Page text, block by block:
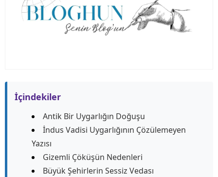
İçindekiler
Antik Bir Uygarlığın Doğuşu
İndus Vadisi Uygarlığının Çözülemeyen
Yazısı
Gizemli Çöküşün Nedenleri
Büyük Şehirlerin Sessiz Vedası